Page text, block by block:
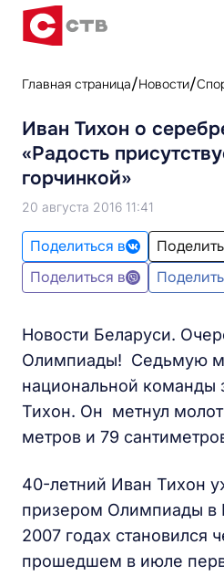
Главная страница Новости
Иван Тихон о
«Радость
горчинкой»
20 августа 2016 11:41
Поделиться в
Поделиться в
Новости Беларуси.
Олимпиады! Седьмую
национальной команды
Тихон. Он метнул
метров и 79
40-летний Иван Тихон
призером Олимпиады в
2007 годах
прошедшем в июле